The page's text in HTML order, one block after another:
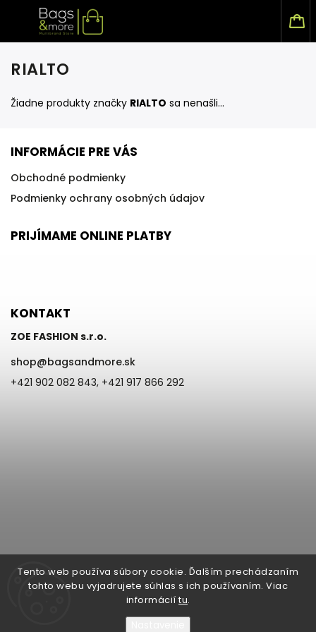
Tento web používa súbory cookie. Ďalším prechádzaním
tohto webu vyjadrujete súhlas s ich používaním. Viac
informácií tu.
RIALTO
Žiadne produkty značky RIALTO sa nenašli...
INFORMÁCIE PRE VÁS
Obchodné podmienky
Podmienky ochrany osobných údajov
PRIJÍMAME ONLINE PLATBY
KONTAKT
ZOE FASHION s.r.o.
shop@bagsandmore.sk
+421 902 082 843, +421 917 866 292